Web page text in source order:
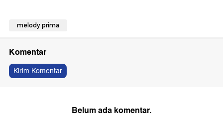
melody prima
Komentar
Kirim Komentar
Belum ada komentar.